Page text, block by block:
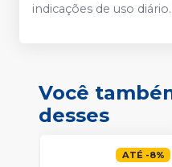
indicações de uso diário.
Você
desses
ATÉ -8%